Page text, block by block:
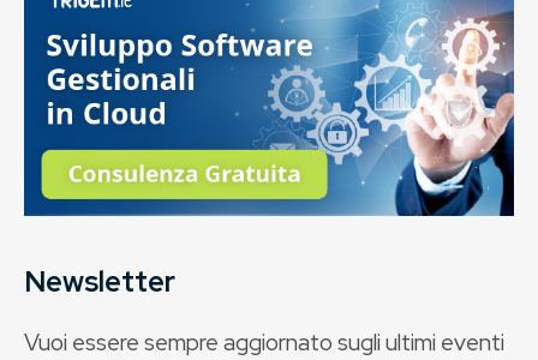
Newsletter
Vuoi essere sempre aggiornato sugli ultimi eventi